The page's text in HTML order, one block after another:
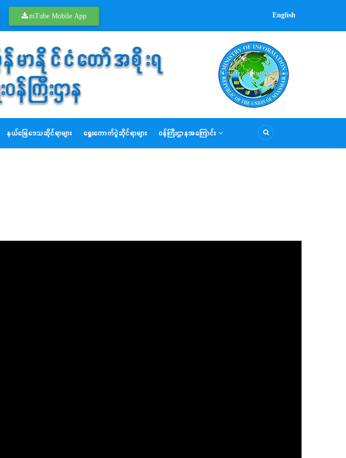
mTube Mobile App English
နယ်မြေဒေသဆိုင်ရာများ ရွေးကောက်ပွဲဆိုင်ရာများ ဝန်ကြီးဌာနအကြောင်း